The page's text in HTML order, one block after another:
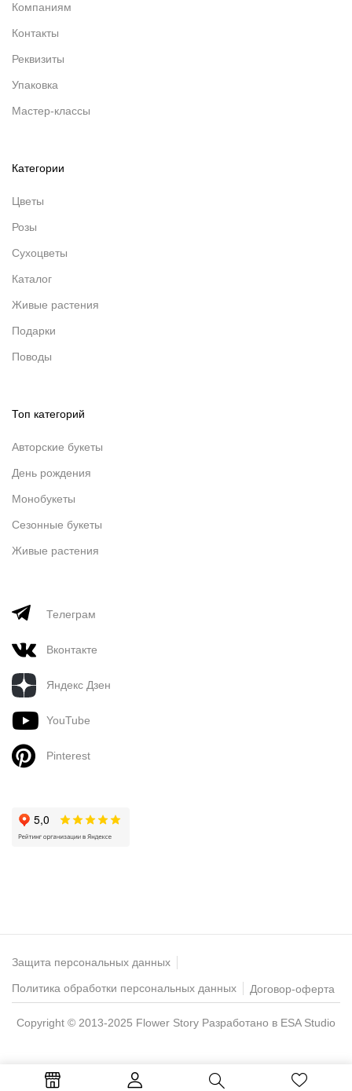
Компаниям
Контакты
Реквизиты
Упаковка
Мастер-классы
Категории
Цветы
Розы
Сухоцветы
Каталог
Живые растения
Подарки
Поводы
Топ категорий
Авторские букеты
День рождения
Монобукеты
Сезонные букеты
Живые растения
Телеграм
Вконтакте
Яндекс Дзен
YouTube
Pinterest
Защита персональных данных
Политика обработки персональных данных Договор-оферта
Copyright © 2013-2025 Flower Story Разработано в ESA Studio